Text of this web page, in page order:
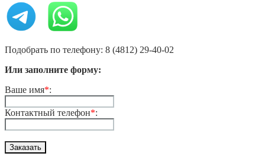
Подобрать по телефону: 8 (4812) 29-40-02
Или заполните форму:
Ваше имя*:
Контактный телефон*: